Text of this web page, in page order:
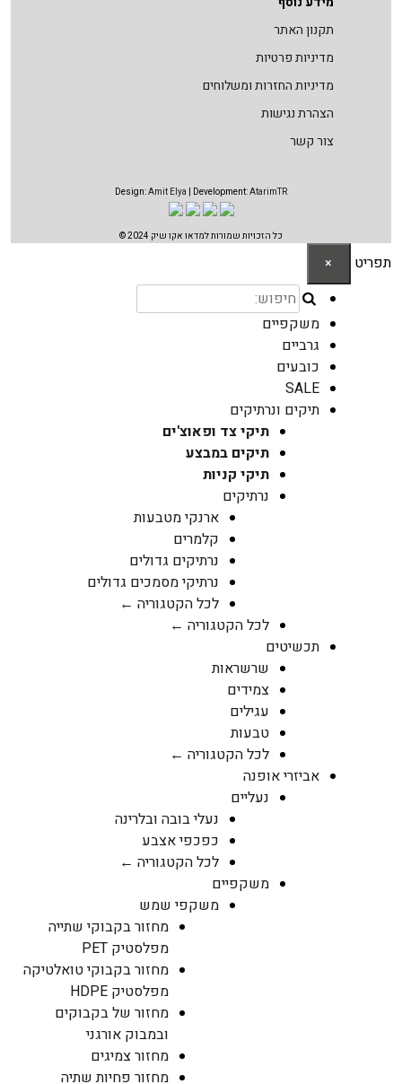
תקנון האתר
מדיניות פרטיות
מדיניות החזרות ומשלוחים
הצהרת נגישות
צור קשר
Design:Amit Elya | Development:AtarimTR
כל הזכויות שמורות למדאו אקו שיק 2024 ©
תפריט ×
משקפיים
גרביים
כובעים
SALE
תיקים ונרתיקים
תיקי צד ופאוצ'ים
תיקים במבצע
תיקי קניות
נרתיקים
ארנקי מטבעות
קלמרים
נרתיקים גדולים
נרתיקי מסמכים גדולים
לכל הקטגוריה ←
לכל הקטגוריה ←
תכשיטים
שרשראות
צמידים
עגילים
טבעות
לכל הקטגוריה ←
אביזרי אופנה
נעליים
נעלי בובה ובלרינה
כפכפי אצבע
לכל הקטגוריה ←
משקפיים
משקפי שמש
מחזור בקבוקי שתייה
מפלסטיק PET
מחזור בקבוקי טואלטיקה
מפלסטיק HDPE
מחזור של בקבוקים
ובמבוק אורגני
מחזור צמיגים
מחזור פחיות שתיה